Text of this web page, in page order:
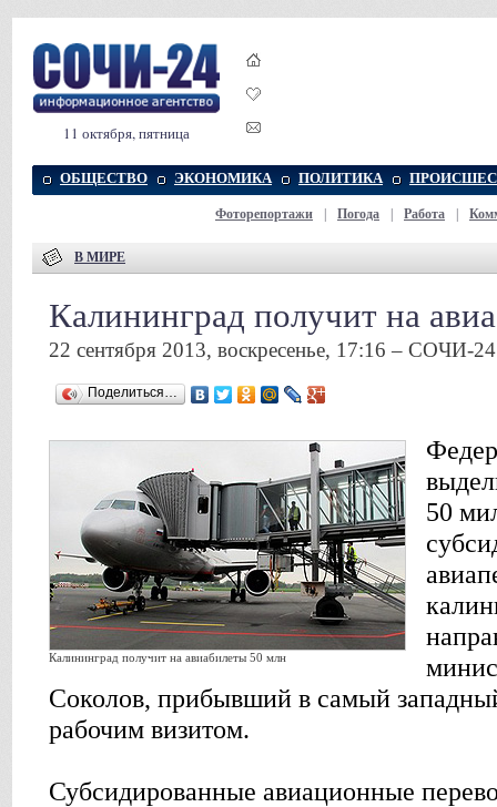
11 октября, пятница
ОБЩЕСТВО ЭКОНОМИКА ПОЛИТИКА
Фоторепортажи Погода Работа
В МИРЕ
Калининград получит на
22 сентября 2013, воскресенье, 17:16 – СОЧИ-24
Поделиться…
Калининград получит на авиабилеты 50 млн
50
Соколов, прибывший в самый
рабочим визитом.
Субсидированные авиационные